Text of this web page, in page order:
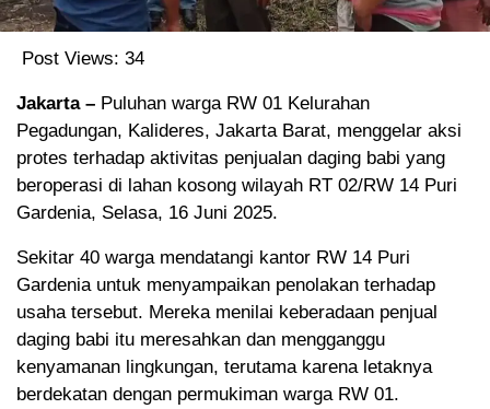
Post Views: 34
Jakarta – Puluhan warga RW 01 Kelurahan
Pegadungan, Kalideres, Jakarta Barat, menggelar aksi
protes terhadap aktivitas penjualan daging babi yang
beroperasi di lahan kosong wilayah RT 02/RW 14 Puri
Gardenia, Selasa, 16 Juni 2025.
Sekitar 40 warga mendatangi kantor RW 14 Puri
Gardenia untuk menyampaikan penolakan terhadap
usaha tersebut. Mereka menilai keberadaan penjual
daging babi itu meresahkan dan mengganggu
kenyamanan lingkungan, terutama karena letaknya
berdekatan dengan permukiman warga RW 01.